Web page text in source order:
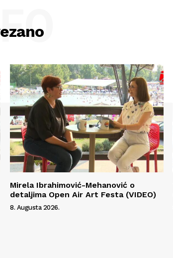
Mirela Ibrahimović-Mehanović o
detaljima Open Air Art Festa (VIDEO)
8. Augusta 2026.